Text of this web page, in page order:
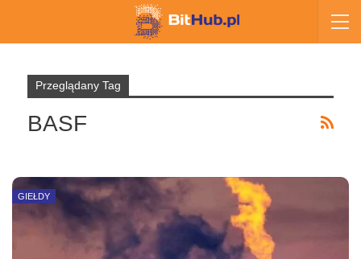
Przeglądany Tag
BASF
GIEŁDY